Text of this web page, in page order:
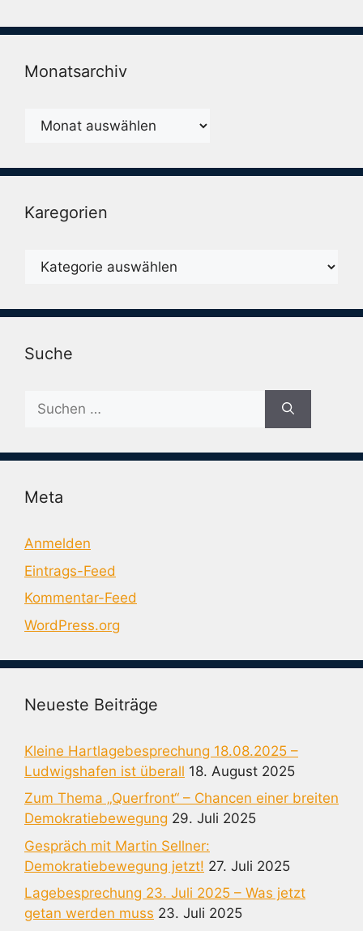
Monatsarchiv
Monatsarchiv
Karegorien
Karegorien
Suche
Suche
nach:
Meta
Anmelden
Eintrags-Feed
Kommentar-Feed
WordPress.org
Neueste Beiträge
Kleine Hartlagebesprechung 18.08.2025 –
Ludwigshafen ist überall 18. August 2025
Zum Thema „Querfront“ – Chancen einer breiten
Demokratiebewegung 29. Juli 2025
Gespräch mit Martin Sellner:
Demokratiebewegung jetzt! 27. Juli 2025
Lagebesprechung 23. Juli 2025 – Was jetzt
getan werden muss 23. Juli 2025